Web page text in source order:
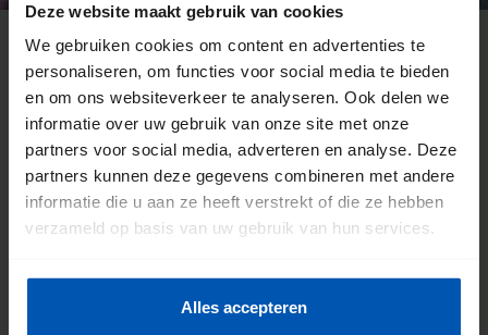
Deze website maakt gebruik van cookies
We gebruiken cookies om content en advertenties te
personaliseren, om functies voor social media te bieden
en om ons websiteverkeer te analyseren. Ook delen we
informatie over uw gebruik van onze site met onze
partners voor social media, adverteren en analyse. Deze
partners kunnen deze gegevens combineren met andere
informatie die u aan ze heeft verstrekt of die ze hebben
verzameld op basis van uw gebruik van hun services.
Alles accepteren
De voordelen van een Gazelle
fietsenwinkel
We willen dat jij de meeste kilometers uit jouw fiets haalt.
Daarom werken we intensief samen met onze fietsenwinkels.
Je kunt hier altijd terecht voor advies, maar dit is ook de plek
tijd toe aan een onderhoudsbeurt? Ook dan kun je weer bij
deze winkel terecht. Zo heb je altijd een vast en vertrouwd